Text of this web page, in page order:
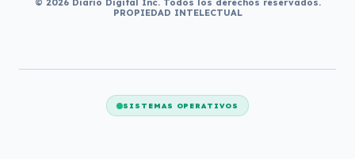
© 2026 Diario Digital Inc. Todos los derechos reservados.
PROPIEDAD INTELECTUAL
SISTEMAS OPERATIVOS